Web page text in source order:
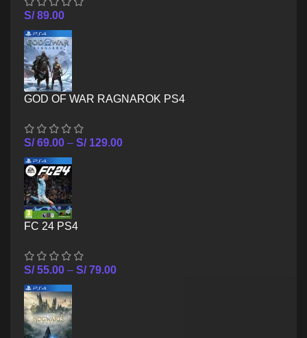
S/89.00
GOD OF WAR RAGNAROK PS4
S/69.00 – S/129.00
FC 24 PS4
S/55.00 – S/79.00